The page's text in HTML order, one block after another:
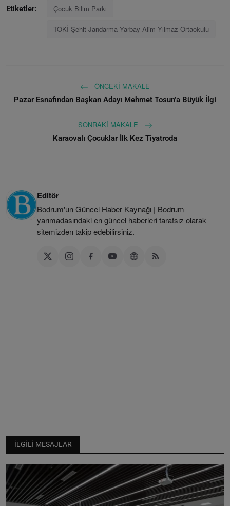
Etiketler: Çocuk Bilim Parkı
TOKİ Şehit Jandarma Yarbay Alim Yılmaz Ortaokulu
ÖNCEKI MAKALE
Pazar Esnafından Başkan Adayı Mehmet Tosun’a Büyük İlgi
SONRAKI MAKALE
Karaovalı Çocuklar İlk Kez Tiyatroda
Editör
Bodrum'un Güncel Haber Kaynağı | Bodrum
yarımadasındaki en güncel haberleri tarafsız olarak
sitemizden takip edebilirsiniz.
İLGILI MESAJLAR